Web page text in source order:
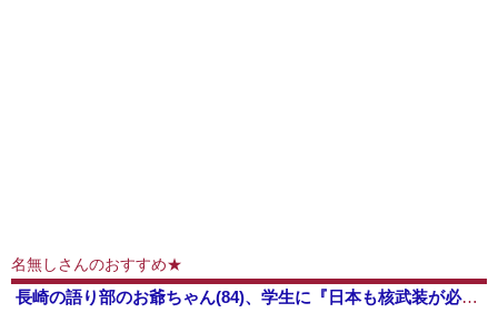
名無しさんのおすすめ★
長崎の語り部のお爺ちゃん(84)、学生に『日本も核武装が必要』と言われびっくり